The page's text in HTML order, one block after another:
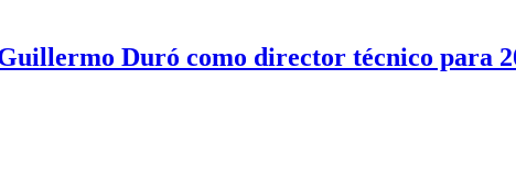
Duró como director técnico para